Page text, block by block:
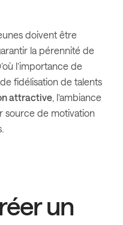
doivent être
la pérennité de
l’importance de
fidélisation de talents
attractive, l’ambiance
source de motivation
un